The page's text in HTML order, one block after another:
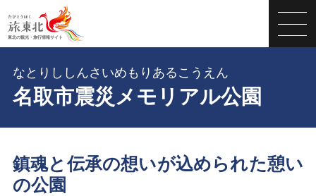
名取市震災メモリアル公園
なとりししんさいめもりあるこうえん
鎮魂と伝承の想いが込められた憩い
の公園